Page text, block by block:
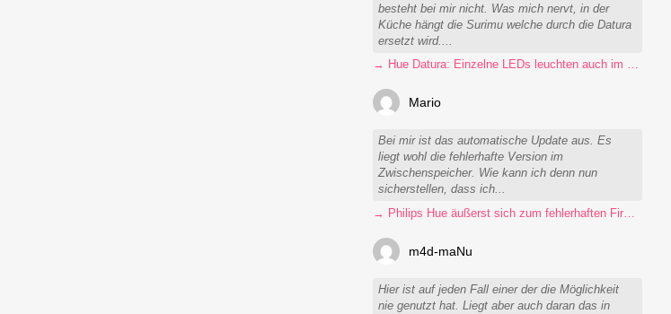
besteht bei mir nicht. Was mich nervt, in der
Küche hängt die Surimu welche durch die Datura
ersetzt wird....
→ Hue Datura: Einzelne LEDs leuchten auch im ausgeschalteten Zustand
Mario
Bei mir ist das automatische Update aus. Es
liegt wohl die fehlerhafte Version im
Zwischenspeicher. Wie kann ich denn nun
sicherstellen, dass ich...
→ Philips Hue äußerst sich zum fehlerhaften Firmware-Update
m4d-maNu
Hier ist auf jeden Fall einer der die Möglichkeit
nie genutzt hat. Liegt aber auch daran das in